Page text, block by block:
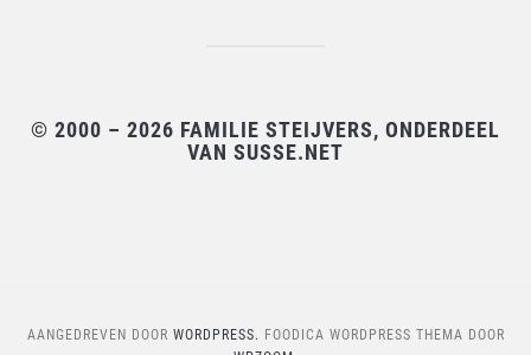
© 2000 – 2026 FAMILIE STEIJVERS, ONDERDEEL
VAN SUSSE.NET
AANGEDREVEN DOOR WORDPRESS. FOODICA WORDPRESS THEMA DOOR